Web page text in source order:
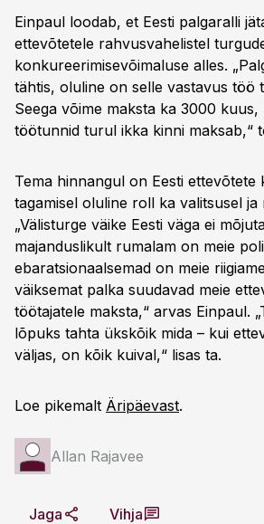
Einpaul loodab, et Eesti palgaralli
ettevõtetele rahvusvahelistel
konkureerimisevõimaluse alles.
tähtis, oluline on selle vastavus töö
Seega võime maksta ka 3000
töötunnid turul ikka kinni maksab,“
Tema hinnangul on Eesti ettevõtete
tagamisel oluline roll ka valitsusel ja
„Välisturge väike Eesti väga ei
majanduslikult rumalam on meie
ebaratsionaalsemad on meie
väiksemat palka suudavad meie
töötajatele maksta,“ arvas Einpaul.
lõpuks tahta ükskõik mida – kui
väljas, on kõik kuival,“ lisas ta.
Loe pikemalt Äripäevast.
Allan Rajavee
Jaga Vihja